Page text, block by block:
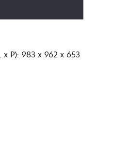
P): 983 x 962 x 653